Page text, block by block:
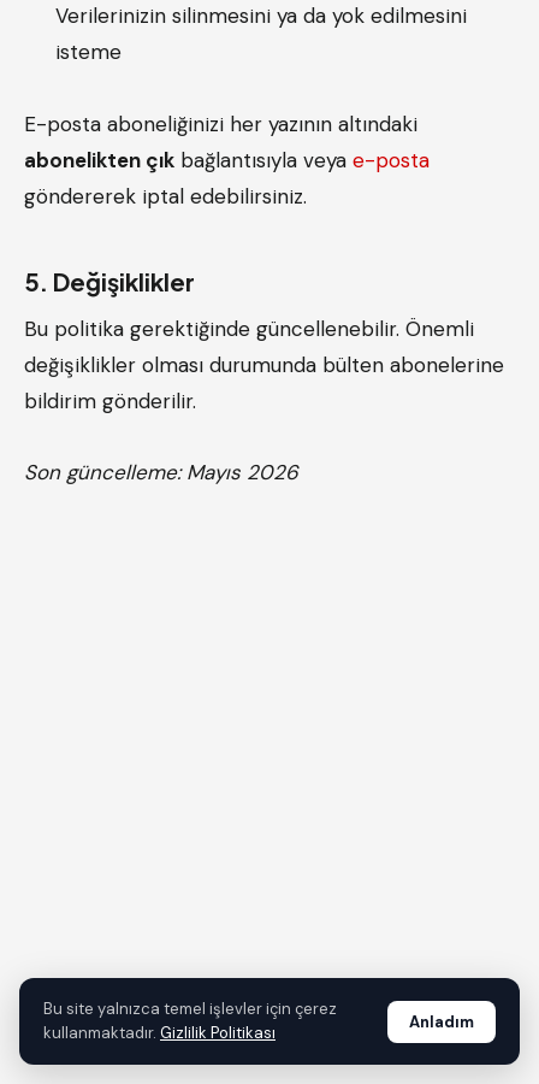
Verilerinizin silinmesini ya da yok edilmesini
isteme
E-posta aboneliğinizi her yazının altındaki
abonelikten çık bağlantısıyla veya e-posta
göndererek iptal edebilirsiniz.
5. Değişiklikler
Bu politika gerektiğinde güncellenebilir. Önemli
değişiklikler olması durumunda bülten abonelerine
bildirim gönderilir.
Son güncelleme: Mayıs 2026
Bu site yalnızca temel işlevler için çerez
kullanmaktadır. Gizlilik Politikası
Anladım